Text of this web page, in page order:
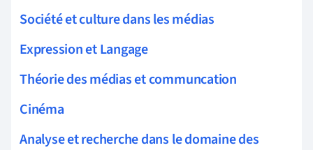
Société et culture dans les médias
Expression et Langage
Théorie des médias et communcation
Cinéma
Analyse et recherche dans le domaine des